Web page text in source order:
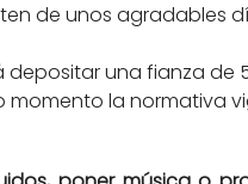
de unos
una fianza
la normativa